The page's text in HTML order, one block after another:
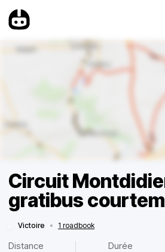
Circuit
gratibus
Victoire • 1 roadbook
Distance Durée